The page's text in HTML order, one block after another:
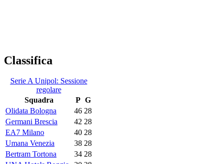
Classifica
Serie A Unipol: Sessione
regolare
Squadra
P G
Olidata Bologna
46 28
Germani Brescia
42 28
EA7 Milano
40 28
Umana Venezia
38 28
Bertram Tortona
34 28